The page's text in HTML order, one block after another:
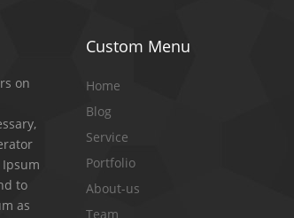
on
to
as
Custom Menu
Home
Blog
Service
Portfolio
About-us
Team